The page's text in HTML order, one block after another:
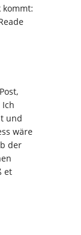
kommt:
und
wäre
der
et